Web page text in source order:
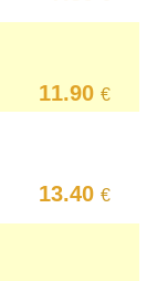
11.90€
13.40€